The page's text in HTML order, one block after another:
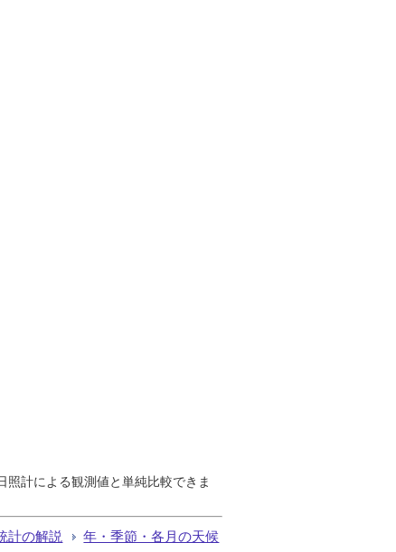
計による観測値と単純比較できま
計の解説 年・季節・各月の天候